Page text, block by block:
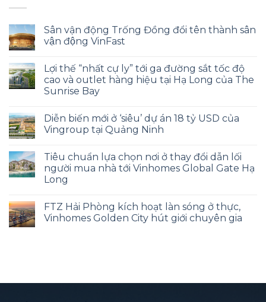
Sân vận động Trống Đồng đổi tên thành sân
vận động VinFast
Lợi thế “nhất cự ly” tới ga đường sắt tốc độ
cao và outlet hàng hiệu tại Hạ Long của The
Sunrise Bay
Diễn biến mới ở ‘siêu’ dự án 18 tỷ USD của
Vingroup tại Quảng Ninh
Tiêu chuẩn lựa chọn nơi ở thay đổi dẫn lối
người mua nhà tới Vinhomes Global Gate Hạ
Long
FTZ Hải Phòng kích hoạt làn sóng ở thực,
Vinhomes Golden City hút giới chuyên gia